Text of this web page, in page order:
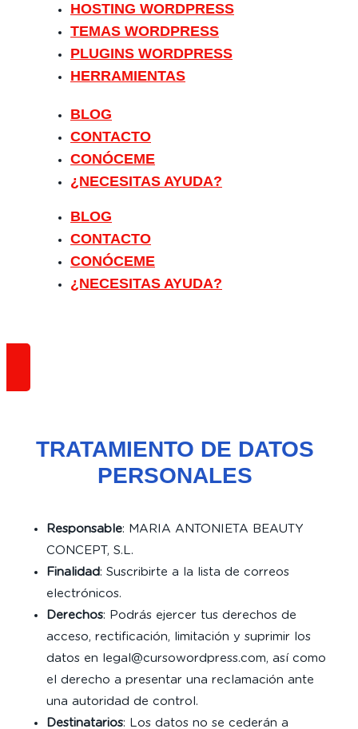
HOSTING WORDPRESS
TEMAS WORDPRESS
PLUGINS WORDPRESS
HERRAMIENTAS
BLOG
CONTACTO
CONÓCEME
¿NECESITAS AYUDA?
BLOG
CONTACTO
CONÓCEME
¿NECESITAS AYUDA?
TRATAMIENTO DE DATOS
PERSONALES
Responsable: MARIA ANTONIETA BEAUTY
CONCEPT, S.L.
Finalidad : Suscribirte a la lista de correos
electrónicos.
Derechos: Podrás ejercer tus derechos de
acceso, rectificación, limitación y suprimir los
datos en legal@cursowordpress.com, así como
el derecho a presentar una reclamación ante
una autoridad de control.
Destinatarios: Los datos no se cederán a